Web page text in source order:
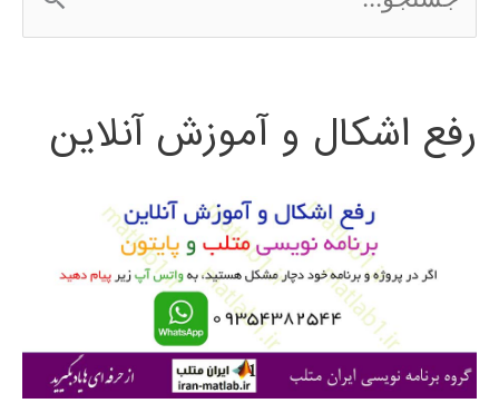
س
ج
ی
رفع اشکال و آموزش آنلاین